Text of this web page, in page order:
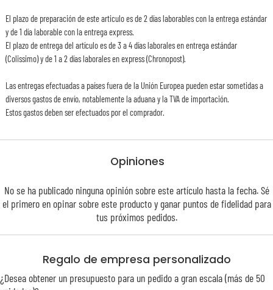
Opiniones
No se ha publicado ninguna opinión sobre este artículo hasta la fecha. Sé
el primero en opinar sobre este producto y ganar puntos defidelidadpara
tus próximos pedidos.
El plazo de preparación de este articulo es de 2 días laborables con la entrega estándar
y de 1 día laborable con la entrega express.
El plazo de entrega del artículo es de 3 a 4 días laborales en entrega estándar
(Colissimo) y de 1 a 2 días laborales en express (Chronopost).
Las entregas efectuadas a países fuera de la Unión Europea pueden estar sometidas a
diversos gastos de envío, notablemente la aduana y la TVA de importación.
Estos gastos deben ser efectuados por el comprador.
Regalo de empresa personalizado
¿Desea obtener un presupuesto para un pedido a gran escala (más de 50